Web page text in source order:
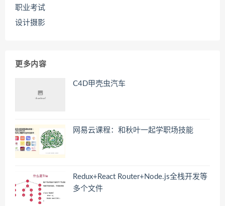
职业考试
设计摄影
更多内容
C4D甲壳虫汽车
网易云课程：和秋叶一起学职场技能
Redux+React Router+Node.js全栈开发等
多个文件